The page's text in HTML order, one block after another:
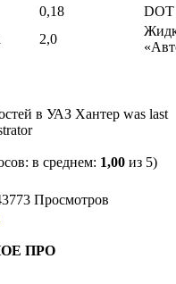
0,18
DOT
2,0
в УАЗ Хантер was last
в среднем: 1,00 из 5)
Просмотров
ПРО